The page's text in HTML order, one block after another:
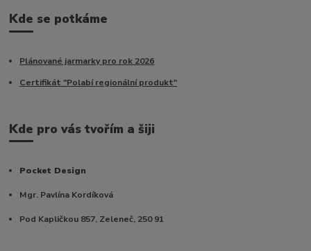
Kde se potkáme
Plánované jarmarky pro rok 2026
Certifikát "Polabí regionální produkt"
Kde pro vás tvořím a šiji
Pocket Design
Mgr. Pavlína Kordíková
Pod Kapličkou 857, Zeleneč, 250 91